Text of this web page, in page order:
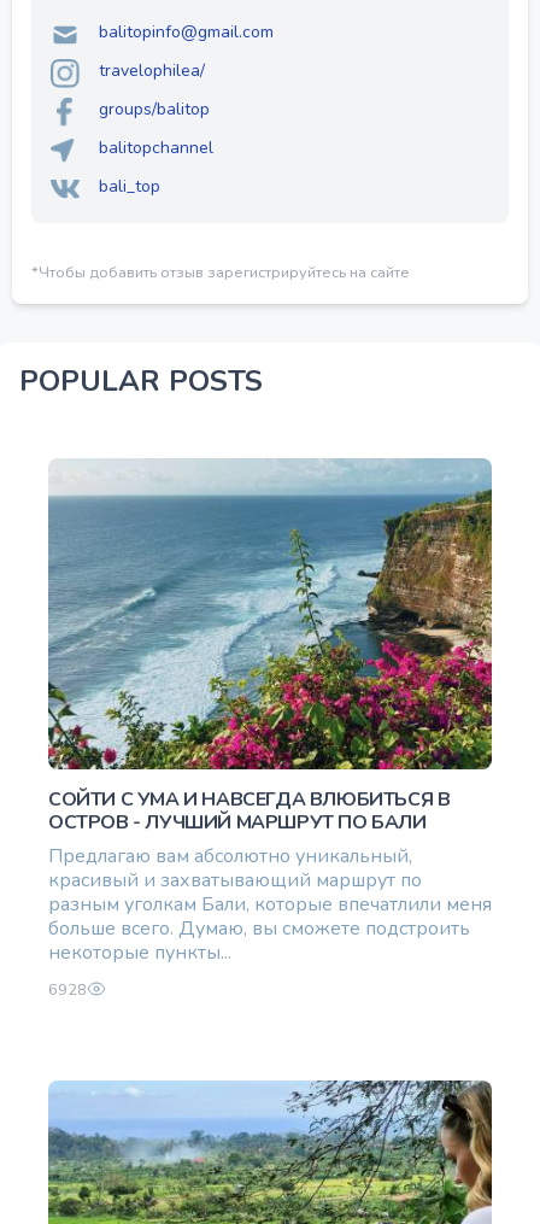
balitopinfo@gmail.com
travelophilea/
groups/balitop
balitopchannel
bali_top
*Чтобы добавить отзыв зарегистрируйтесь на сайте
POPULAR POSTS
СОЙТИ С УМА И НАВСЕГДА ВЛЮБИТЬСЯ В
ОСТРОВ - ЛУЧШИЙ МАРШРУТ ПО БАЛИ
Предлагаю вам абсолютно уникальный,
красивый и захватывающий маршрут по
разным уголкам Бали, которые впечатлили меня
больше всего. Думаю, вы сможете подстроить
некоторые пункты...
6928